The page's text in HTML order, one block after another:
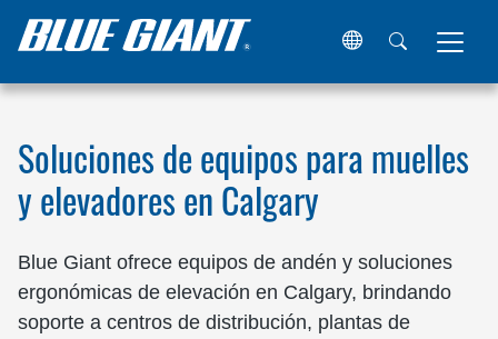
Hogar Ubicaciones Canadá Alberta Calgary
Soluciones de equipos para muelles
y elevadores en Calgary
Blue Giant ofrece equipos de andén y soluciones
ergonómicas de elevación en Calgary, brindando
soporte a centros de distribución, plantas de